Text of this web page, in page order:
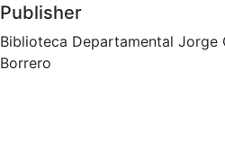
Publisher
Biblioteca Departamental Jorge
Borrero